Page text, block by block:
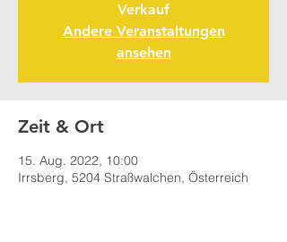
Verkauf
Andere Veranstaltungen
ansehen
Zeit & Ort
15. Aug. 2022, 10:00
Irrsberg, 5204 Straßwalchen, Österreich